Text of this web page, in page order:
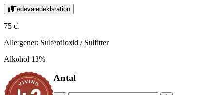
Fødevaredeklaration
75 cl
Allergener: Sulferdioxid / Sulfitter
Alkohol 13%
Antal